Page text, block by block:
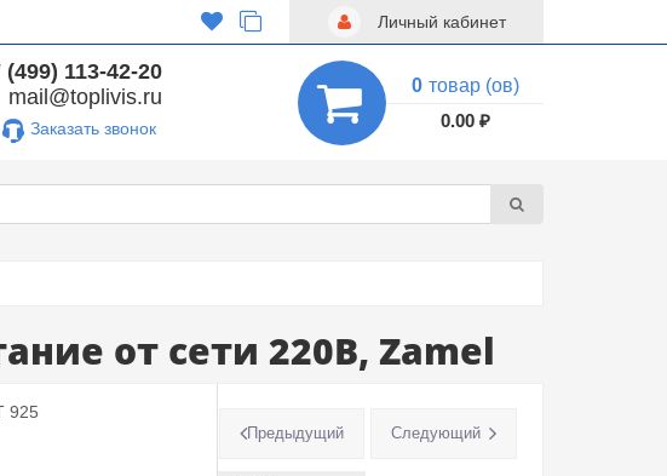
Личный кабинет
(499) 113-42-20
mail@toplivis.ru
Заказать звонок
0 товар (ов)
0.00 ₽
от сети 220В, Zamel
925
Предыдущий Следующий